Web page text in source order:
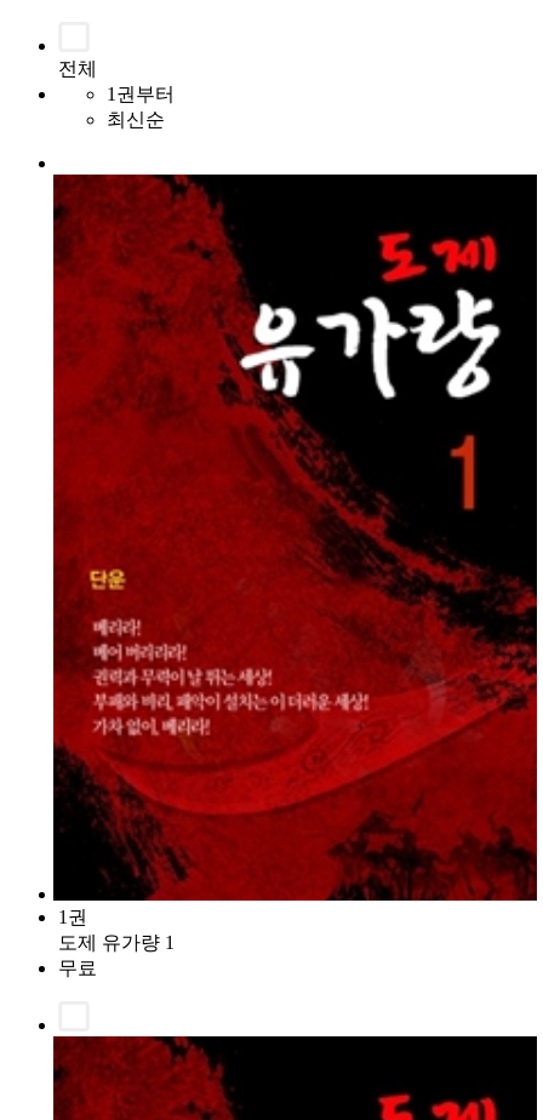
전체
1권부터
최신순
1권
도제 유가량 1
무료